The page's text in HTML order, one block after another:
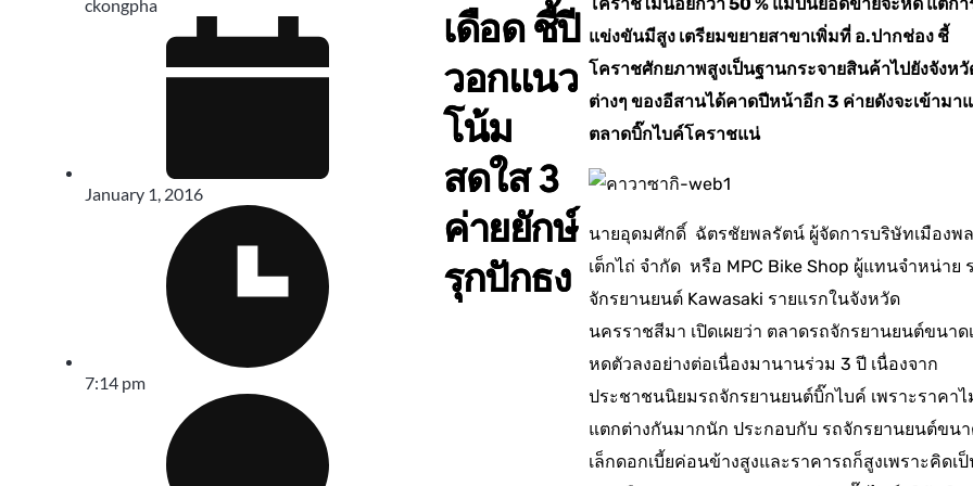
ckongpha
January 1, 2016
7:14 pm
เดือด ชี้ปี
วอกแนว
โน้ม
สดใส 3
ค่ายยักษ์
รุกปักธง
แข่งขันมีสูง เตรียมขยายสาขาเพิ่มที่ อ.ปากช่อง ชี้
โคราชศักยภาพสูงเป็นฐานกระจายสินค้าไปยังจังหวั
ต่างๆ ของอีสานได้คาดปีหน้าอีก 3 ค่ายดังจะเข้ามา
ตลาดบิ๊กไบค์โคราชแน่
นายอุดมศักดิ์ ฉัตรชัยพลรัตน์ ผู้จัดการบริษัทเมืองพ
เต็กไถ่ จำกัด หรือ MPC Bike Shop ผู้แทนจำหน่าย
จักรยานยนต์ Kawasaki รายแรกในจังหวัด
นครราชสีมา เปิดเผยว่า ตลาดรถจักรยานยนต์ขนาด
หดตัวลงอย่างต่อเนื่องมานานร่วม 3 ปี เนื่องจาก
ประชาชนนิยมรถจักรยานยนต์บิ๊กไบค์ เพราะราคาไ
แตกต่างกันมากนัก ประกอบกับ รถจักรยานยนต์ขน
เล็กดอกเบี้ยค่อนข้างสูงและราคารถก็สูงเพราะคิดเ